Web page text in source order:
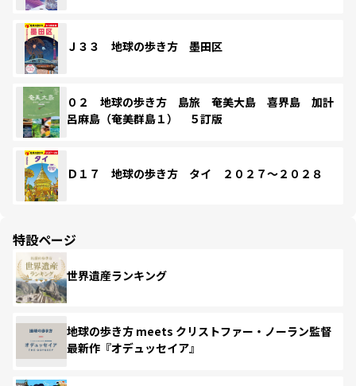
Ｊ３３ 地球の歩き方 墨田区
０２ 地球の歩き方 島旅 奄美大島 喜界島 加計
呂麻島（奄美群島１） ５訂版
Ｄ１７ 地球の歩き方 タイ ２０２７～２０２８
特設ページ
世界遺産ランキング
地球の歩き方 meets クリストファー・ノーラン監督
最新作『オデュッセイア』